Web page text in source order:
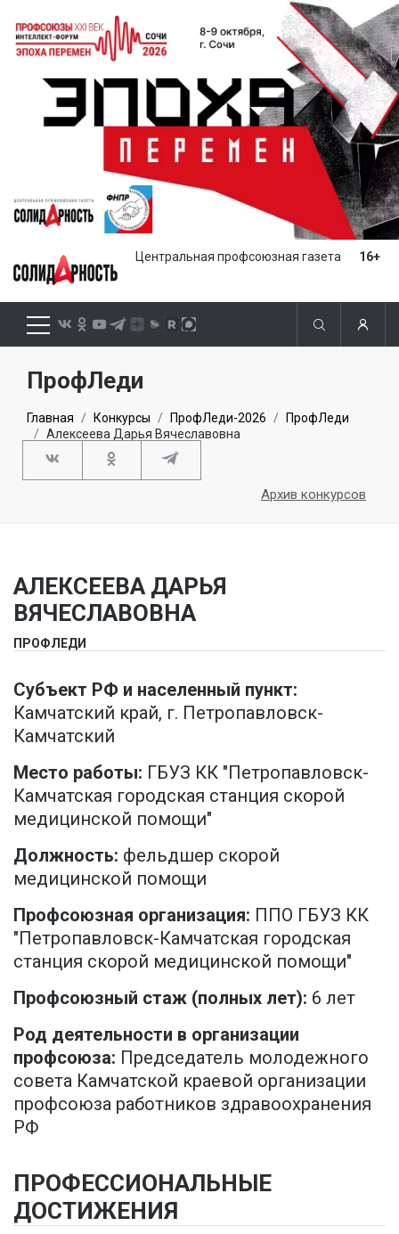
Центральная профсоюзная газета 16+
ПрофЛеди
Главная Конкурсы ПрофЛеди-2026
ПрофЛеди
Алексеева Дарья Вячеславовна
Архив конкурсов
АЛЕКСЕЕВА ДАРЬЯ
ВЯЧЕСЛАВОВНА
ПРОФЛЕДИ
Субъект РФ и населенный пункт:
Камчатский край, г. Петропавловск-
Камчатский
Место работы: ГБУЗ КК "Петропавловск-
Камчатская городская станция скорой
медицинской помощи"
Должность: фельдшер скорой
медицинской помощи
Профсоюзная организация: ППО ГБУЗ КК
"Петропавловск-Камчатская городская
станция скорой медицинской помощи"
Профсоюзный стаж (полных лет): 6 лет
Род деятельности в организации
профсоюза: Председатель молодежного
совета Камчатской краевой организации
профсоюза работников здравоохранения
РФ
ПРОФЕССИОНАЛЬНЫЕ
ДОСТИЖЕНИЯ